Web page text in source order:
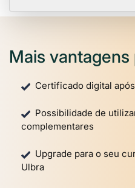
Mais vantagens
Certificado digital
Possibilidade de
complementares
Upgrade para o seu
Ulbra